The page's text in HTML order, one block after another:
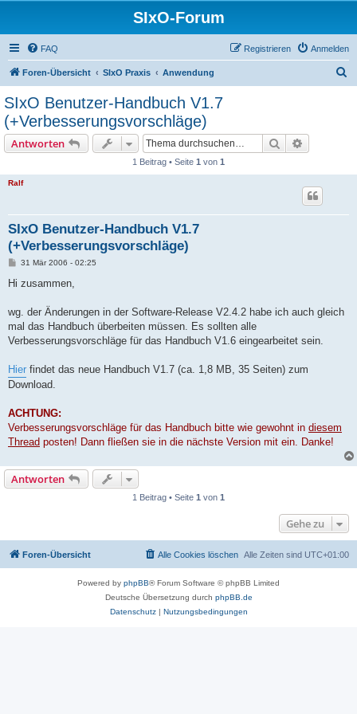
SIxO-Forum
FAQ Anmelden
Registrieren
Foren-Übersicht SIxO Praxis Anwendung
SIxO Benutzer-Handbuch V1.7
(+Verbesserungsvorschläge)
Antworten Suche
1 Beitrag • Seite 1 von 1
Ralf
SIxO Benutzer-Handbuch V1.7
(+Verbesserungsvorschläge)
B
a
g
31 Mär 2006 - 02:25
Hi zusammen,
wg. der Änderungen in der Software-Release V2.4.2 habe ich auch gleich
mal das Handbuch überbeiten müssen. Es sollten alle
Verbesserungsvorschläge für das Handbuch V1.6 eingearbeitet sein.
Hier findet das neue Handbuch V1.7 (ca. 1,8 MB, 35 Seiten) zum
Download.
ACHTUNG:
Verbesserungsvorschläge für das Handbuch bitte wie gewohnt in diesem
Thread posten! Dann fließen sie in die nächste Version mit ein. Danke!
Antworten
1 Beitrag • Seite 1 von 1
Gehe zu
Foren-Übersicht Alle Zeiten sind UTC+01:00
Alle Cookies löschen
Powered by phpBB® Forum Software © phpBB Limited
Deutsche Übersetzung durch phpBB.de
Datenschutz| Nutzungsbedingungen